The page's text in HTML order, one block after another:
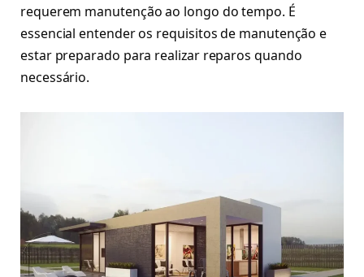
requerem manutenção ao longo do tempo. É
essencial entender os requisitos de manutenção e
estar preparado para realizar reparos quando
necessário.